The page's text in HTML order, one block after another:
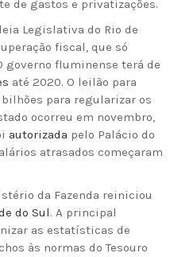
de gastos e privatizações.
Legislativa do Rio de
fiscal, que só
governo fluminense terá de
até 2020. O leilão para
bilhões para regularizar os
ocorreu em novembro,
autorizada pelo Palácio do
atrasados começaram
da Fazenda reiniciou
do Sul. A principal
as estatísticas de
às normas do Tesouro